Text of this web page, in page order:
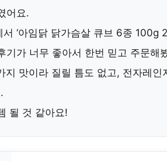
어요.
‘아임닭 닭가슴살 큐브 6종 100g
기가 너무 좋아서 한번 믿고 주문해
지 맛이라 질릴 틈도 없고, 전자레인
될 것 같아요!